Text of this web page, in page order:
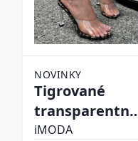
NOVINKY
Tigrované
transparentné
sandále
iMODA